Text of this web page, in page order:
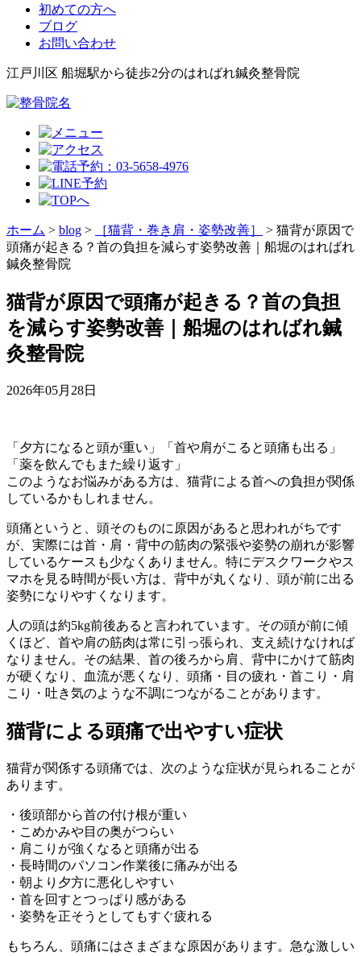
初めての方へ
ブログ
お問い合わせ
江戸川区 船堀駅から徒歩2分のはればれ鍼灸整骨院
ホーム > blog > ［猫背・巻き肩・姿勢改善］ > 猫背が原因で
頭痛が起きる？首の負担を減らす姿勢改善｜船堀のはればれ
鍼灸整骨院
猫背が原因で頭痛が起きる？首の負担
を減らす姿勢改善｜船堀のはればれ鍼
灸整骨院
2026年05月28日
「夕方になると頭が重い」「首や肩がこると頭痛も出る」
「薬を飲んでもまた繰り返す」
このようなお悩みがある方は、猫背による首への負担が関係
しているかもしれません。
頭痛というと、頭そのものに原因があると思われがちです
が、実際には首・肩・背中の筋肉の緊張や姿勢の崩れが影響
しているケースも少なくありません。特にデスクワークやス
マホを見る時間が長い方は、背中が丸くなり、頭が前に出る
姿勢になりやすくなります。
人の頭は約5kg前後あると言われています。その頭が前に傾
くほど、首や肩の筋肉は常に引っ張られ、支え続けなければ
なりません。その結果、首の後ろから肩、背中にかけて筋肉
が硬くなり、血流が悪くなり、頭痛・目の疲れ・首こり・肩
こり・吐き気のような不調につながることがあります。
猫背による頭痛で出やすい症状
猫背が関係する頭痛では、次のような症状が見られることが
あります。
・後頭部から首の付け根が重い
・こめかみや目の奥がつらい
・肩こりが強くなると頭痛が出る
・長時間のパソコン作業後に痛みが出る
・朝より夕方に悪化しやすい
・首を回すとつっぱり感がある
・姿勢を正そうとしてもすぐ疲れる
もちろん、頭痛にはさまざまな原因があります。急な激しい